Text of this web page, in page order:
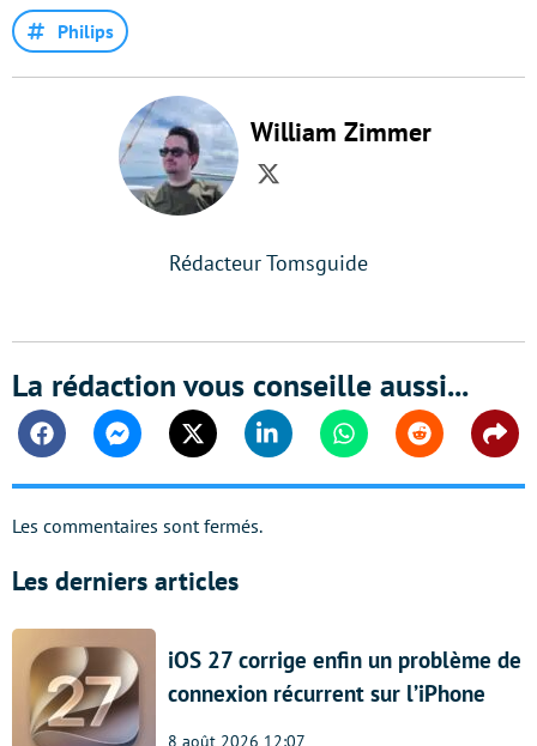
Philips
William Zimmer
Twitter
Rédacteur Tomsguide
La rédaction vous conseille aussi...
FacebookMessengerTwitter Linkedin WhatsappReddit
Les commentaires sont fermés.
Les derniers articles
iOS 27 corrige enfin un problème de
connexion récurrent sur l’iPhone
8 août 2026 12:07